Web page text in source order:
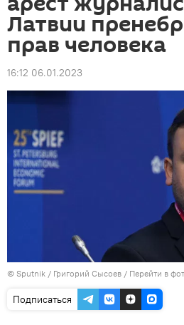
Латвии
прав человека
16:12 06.01.2023
© Sputnik / Григорий Сысоев / Перейти в
Подписаться